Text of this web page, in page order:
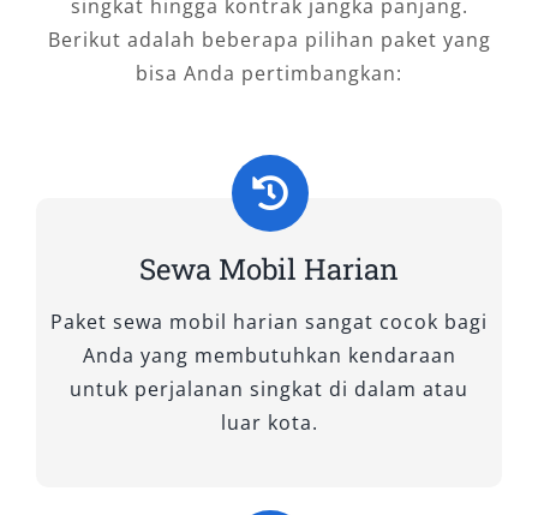
Nikmati kemudahansewa mobil Bandara
Samarindabersama tim profesional kami yang
terbaik dengan harga sewa mobil transparan,
layanan cepat, dan pengalaman berkendara
Salsa Wisata – Partner Terpercaya untuk
Setiap Perjalanan Anda di Bandara APT
Pranoto Samarinda.
singkat hingga kontrak jangka panjang.
Berikut adalah beberapa pilihan paket yang
bisa Anda pertimbangkan:
Sewa Mobil Harian
Paket sewa mobil harian sangat cocok bagi
Anda yang membutuhkan kendaraan
untuk perjalanan singkat di dalam atau
luar kota.